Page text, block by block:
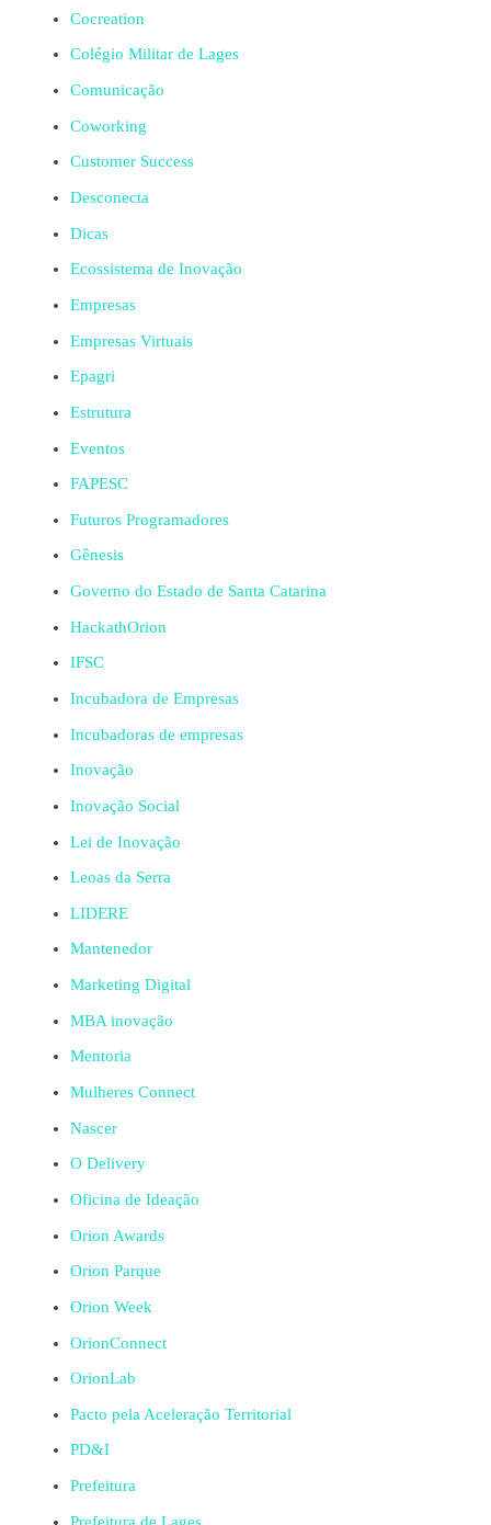
Cocreation
Colégio Militar de Lages
Comunicação
Coworking
Customer Success
Desconecta
Dicas
Ecossistema de Inovação
Empresas
Empresas Virtuais
Epagri
Estrutura
Eventos
FAPESC
Futuros Programadores
Gênesis
Governo do Estado de Santa Catarina
HackathOrion
IFSC
Incubadora de Empresas
Incubadoras de empresas
Inovação
Inovação Social
Lei de Inovação
Leoas da Serra
LIDERE
Mantenedor
Marketing Digital
MBA inovação
Mentoria
Mulheres Connect
Nascer
O Delivery
Oficina de Ideação
Orion Awards
Orion Parque
Orion Week
OrionConnect
OrionLab
Pacto pela Aceleração Territorial
PD&I
Prefeitura
Prefeitura de Lages